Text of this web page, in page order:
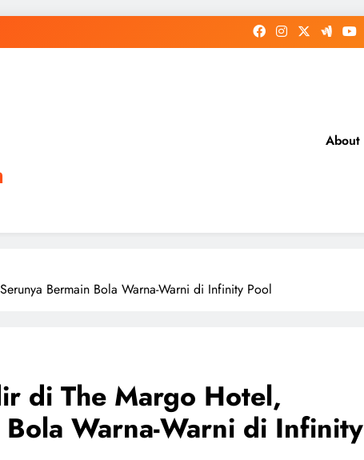
About
Bermain Bola Warna-Warni di Infinity Pool
di The Margo Hotel,
Warna-Warni di Infinity